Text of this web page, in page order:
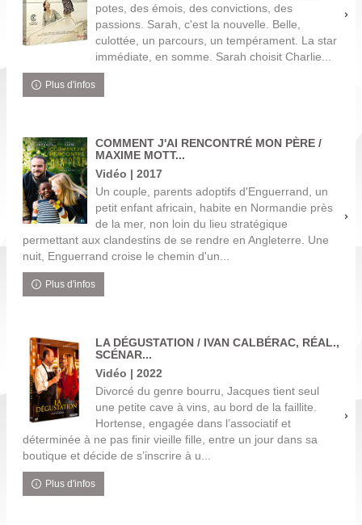
potes, des émois, des convictions, des
passions. Sarah, c'est la nouvelle. Belle,
culottée, un parcours, un tempérament. La star
immédiate, en somme. Sarah choisit Charlie...
Plus d'infos
COMMENT J'AI RENCONTRÉ MON PÈRE /
MAXIME MOTT...
Vidéo | 2017
Un couple, parents adoptifs d'Enguerrand, un
petit enfant africain, habite en Normandie près
de la mer, non loin du lieu stratégique
permettant aux clandestins de se rendre en Angleterre. Une
nuit, Enguerrand croise le chemin d'un...
Plus d'infos
LA DÉGUSTATION / IVAN CALBÉRAC, RÉAL.,
SCÉNAR...
Vidéo | 2022
Divorcé du genre bourru, Jacques tient seul
une petite cave à vins, au bord de la faillite.
Hortense, engagée dans l’associatif et
déterminée à ne pas finir vieille fille, entre un jour dans sa
boutique et décide de s’inscrire à u...
Plus d'infos